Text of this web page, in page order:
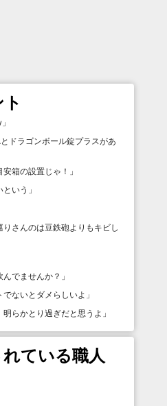
」
ドラゴンボール錠プラスがあ
箱の設置じゃ！
」
いう 」
さんのは豆鉄砲よりもキビし
でませんか？ 」
ないとダメらしいよ 」
らかとり過ぎだと思うよ 」
ている職人